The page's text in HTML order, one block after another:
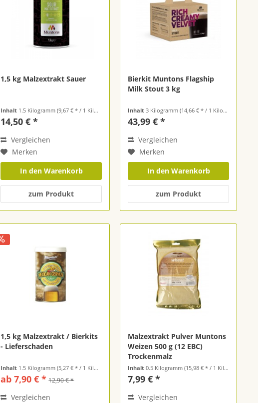
1,5 kg Malzextrakt Sauer
Inhalt 1.5 Kilogramm(9,67 € * / 1 Kilogramm)
14,50 € *
Vergleichen
Merken
In den Warenkorb
zum Produkt
Bierkit Muntons Flagship
Milk Stout 3 kg
Inhalt3 Kilogramm(14,66 € * / 1 Kilogramm)
43,99 € *
Vergleichen
Merken
In den Warenkorb
zum Produkt
1,5 kg Malzextrakt / Bierkits
- Lieferschaden
Inhalt 1.5 Kilogramm(5,27 € * / 1 Kilogramm)
ab 7,90 € * 12,90 € *
Vergleichen
Malzextrakt Pulver Muntons
Weizen 500 g (12 EBC)
Trockenmalz
Inhalt0.5 Kilogramm(15,98 € * / 1 Kilogramm)
7,99 € *
Vergleichen